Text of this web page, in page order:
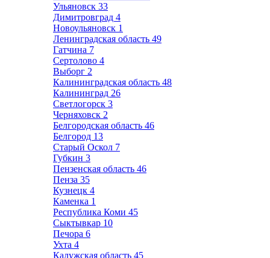
Ульяновск 33
Димитровград 4
Новоульяновск 1
Ленинградская область 49
Гатчина 7
Сертолово 4
Выборг 2
Калининградская область 48
Калининград 26
Светлогорск 3
Черняховск 2
Белгородская область 46
Белгород 13
Старый Оскол 7
Губкин 3
Пензенская область 46
Пенза 35
Кузнецк 4
Каменка 1
Республика Коми 45
Сыктывкар 10
Печора 6
Ухта 4
Калужская область 45